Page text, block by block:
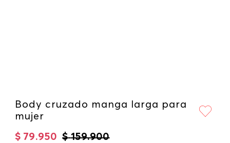
Body cruzado manga larga para
mujer
$ 159.900
$ 79.950